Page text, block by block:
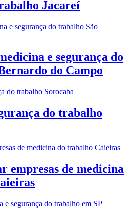
Jacareí
e segurança do
do Campo
do trabalho
empresas de medicina